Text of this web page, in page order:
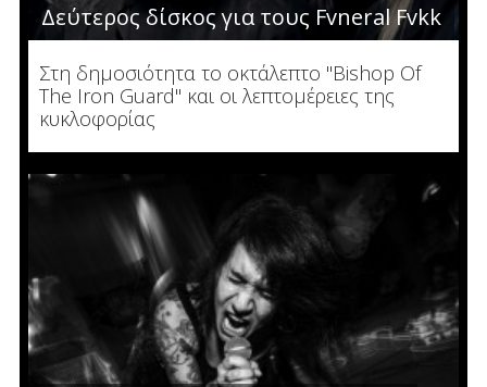
Δεύτερος δίσκος για τους Fvneral Fvkk
Στη δημοσιότητα το οκτάλεπτο "Bishop Of
The Iron Guard" και οι λεπτομέρειες της
κυκλοφορίας